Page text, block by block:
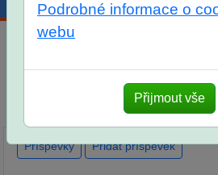
na SŠ? Vaše ohlasy po
přijímacích zkouškách
Podrobné informace o
webu
Přijmout vše
Příspěvky Přidat příspěvek